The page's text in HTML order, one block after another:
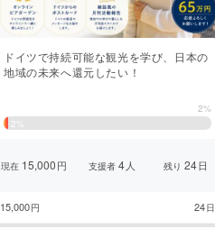
ドイツで持続可能な観光を学び、日本の
地域の未来へ還元したい！
2%
2
現在 15,000円 支援者 4 人 残り 24日
15,000円 24日